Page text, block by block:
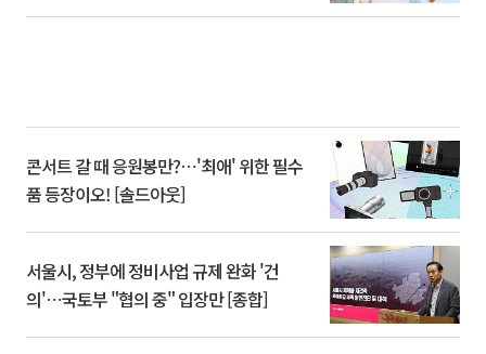
콘서트 갈 때 응원봉만?⋯'최애' 위한 필수
품 등장이오! [솔드아웃]
서울시, 정부에 정비사업 규제 완화 '건
의'⋯국토부 "협의 중" 입장만 [종합]